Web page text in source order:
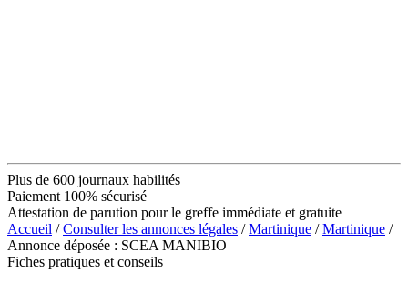
Plus de 600 journaux habilités
Paiement 100% sécurisé
Attestation de parution pour le greffe immédiate et gratuite
Accueil /Consulter les annonces légales /Martinique /Martinique /
Annonce déposée : SCEA MANIBIO
Fiches pratiques et conseils